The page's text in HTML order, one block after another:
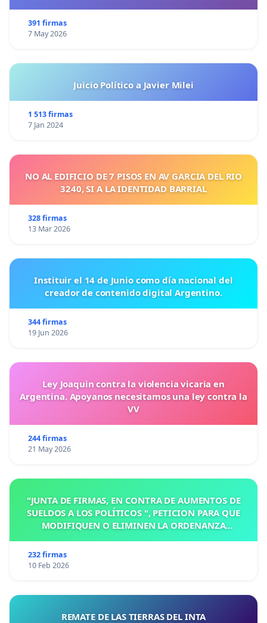
391 firmas
7 May 2026
Juicio Político a Javier Milei
1 513 firmas
7 Jan 2024
NO AL EDIFICIO DE 7 PISOS EN AV GARCIA DEL RIO
3240, SI A LA IDENTIDAD BARRIAL
328 firmas
13 Mar 2026
Instituir el 14 de Junio como día nacional del
creador de contenido digital Argentino.
344 firmas
19 Jun 2026
Ley Joaquin contra la violencia vicaria en
Argentina. Apoyanos necesitamos una ley contra la
VV
244 firmas
21 May 2026
"JUNTA DE FIRMAS, EN CONTRA DE AUMENTOS DE
SUELDOS A LOS POLÍTICOS ", PETICION PARA QUE
MODIFIQUEN O ELIMINEN LA ORDENANZA
232 firmas
10 Feb 2026
REMATE DE LAS TIERRAS DEL INTA